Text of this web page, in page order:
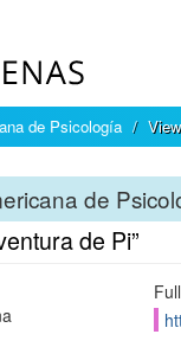
de Psicología
de
de Pi”